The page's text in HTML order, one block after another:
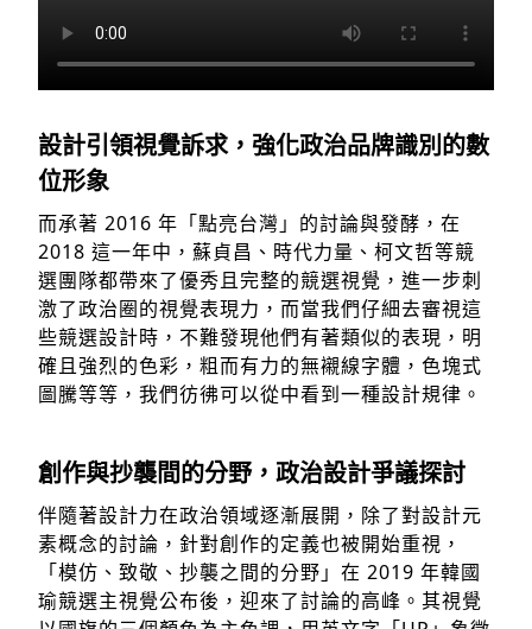
設計引領視覺訴求，強化政治品牌識別的數
位形象
而承著 2016 年「點亮台灣」的討論與發酵，在
2018 這一年中，蘇貞昌、時代力量、柯文哲等競
選團隊都帶來了優秀且完整的競選視覺，進一步刺
激了政治圈的視覺表現力，而當我們仔細去審視這
些競選設計時，不難發現他們有著類似的表現，明
確且強烈的色彩，粗而有力的無襯線字體，色塊式
圖騰等等，我們彷彿可以從中看到一種設計規律。
創作與抄襲間的分野，政治設計爭議探討
伴隨著設計力在政治領域逐漸展開，除了對設計元
素概念的討論，針對創作的定義也被開始重視，
「模仿、致敬、抄襲之間的分野」在 2019 年韓國
瑜競選主視覺公布後，迎來了討論的高峰。其視覺